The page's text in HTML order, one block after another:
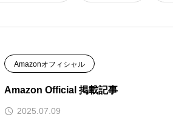
Amazonオフィシャル
Amazon Official 掲載記事
2025.07.09